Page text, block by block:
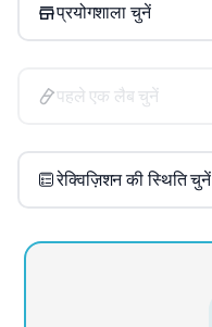
प्रयोगशाला चुनें
पहले एक लैब चुनें
रेक्विज़िशन की स्थिति चुनें